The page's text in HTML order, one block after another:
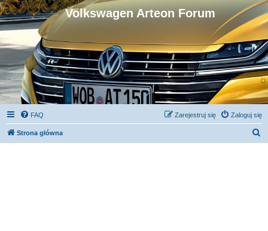
Volkswagen Arteon Forum
FAQ Zaloguj się
Zarejestruj się
Strona główna